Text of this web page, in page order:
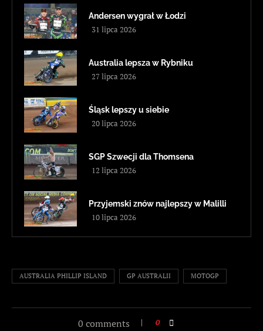
Andersen wygrał w Łodzi
31 lipca 2026
Australia lepsza w Rybniku
27 lipca 2026
Śląsk lepszy u siebie
20 lipca 2026
SGP Szwecji dla Thomsena
12 lipca 2026
Przyjemski znów najlepszy w Malilli
10 lipca 2026
AUSTRALIA PHILLIP ISLAND GP AUSTRALII MOTOGP
0 comments 0